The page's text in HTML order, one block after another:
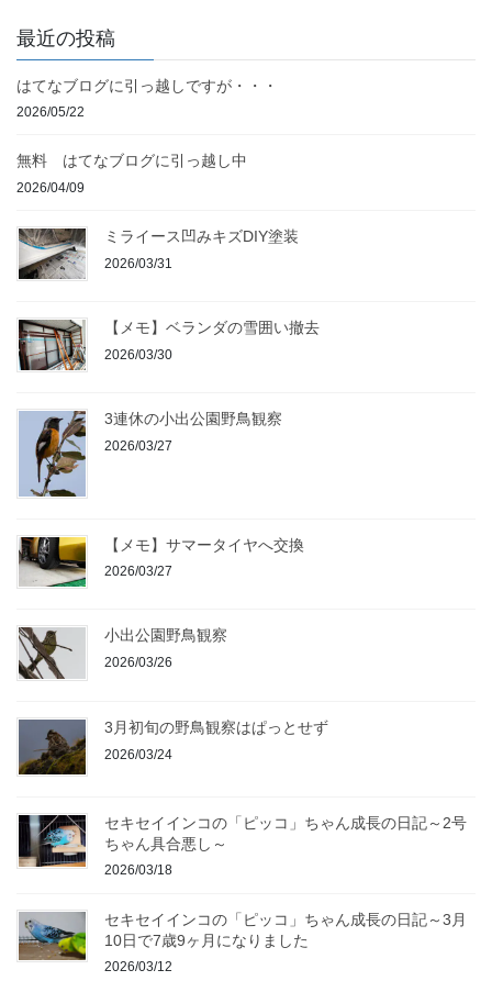
最近の投稿
はてなブログに引っ越しですが・・・
2026/05/22
無料 はてなブログに引っ越し中
2026/04/09
ミライース凹みキズDIY塗装
2026/03/31
【メモ】ベランダの雪囲い撤去
2026/03/30
3連休の小出公園野鳥観察
2026/03/27
【メモ】サマータイヤへ交換
2026/03/27
小出公園野鳥観察
2026/03/26
3月初旬の野鳥観察はぱっとせず
2026/03/24
セキセイインコの「ピッコ」ちゃん成長の日記～2号
ちゃん具合悪し～
2026/03/18
セキセイインコの「ピッコ」ちゃん成長の日記～3月
10日で7歳9ヶ月になりました
2026/03/12